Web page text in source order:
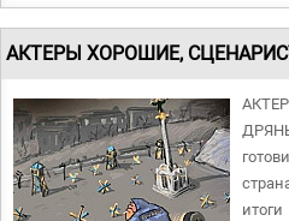
АКТЕРЫ ХОРОШИЕ,